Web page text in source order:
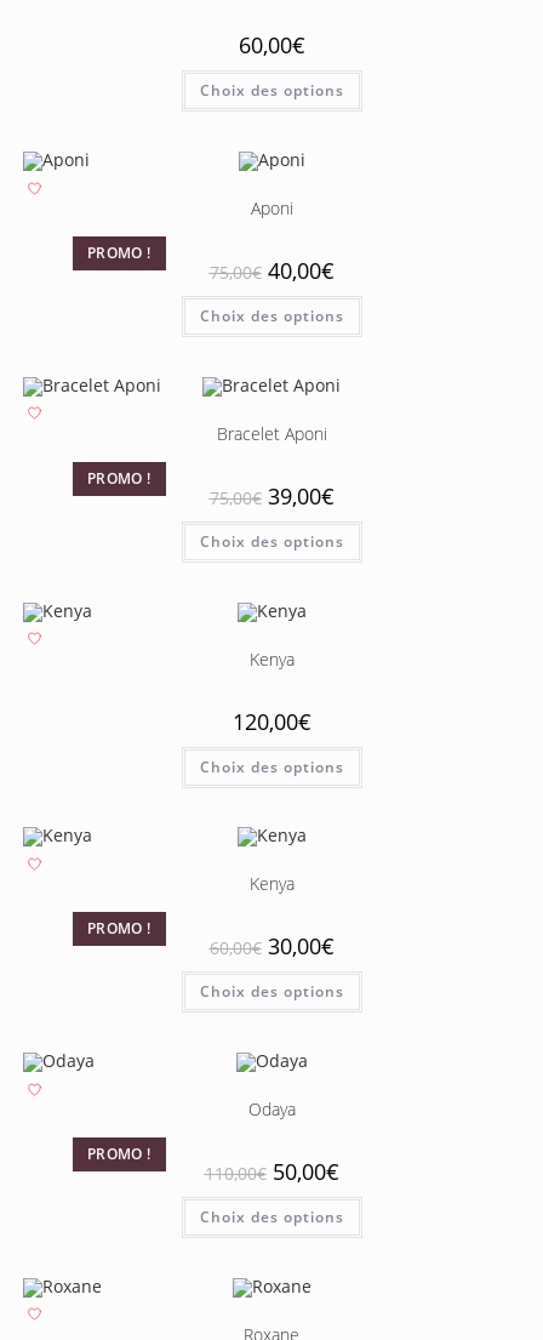
60,00€
Choix des options
PROMO !
Aponi
75,00€ 40,00€
Choix des options
PROMO !
Bracelet Aponi
75,00€ 39,00€
Choix des options
Kenya
120,00€
Choix des options
PROMO !
Kenya
60,00€ 30,00€
Choix des options
PROMO !
Odaya
110,00€ 50,00€
Choix des options
Roxane